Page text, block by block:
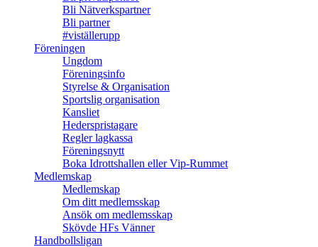
Bli Nätverkspartner
Bli partner
#viställerupp
Föreningen
Ungdom
Föreningsinfo
Styrelse & Organisation
Sportslig organisation
Kansliet
Hederspristagare
Regler lagkassa
Föreningsnytt
Boka Idrottshallen eller Vip-Rummet
Medlemskap
Medlemskap
Om ditt medlemsskap
Ansök om medlemsskap
Skövde HFs Vänner
Handbollsligan